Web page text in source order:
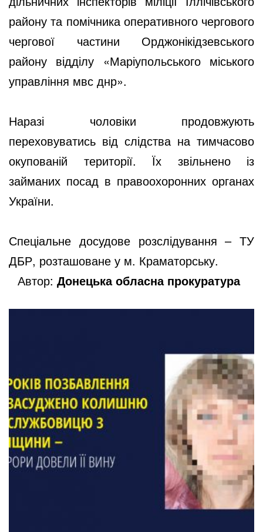
району та помічника оперативного чергового
чергової частини Орджонікідзевського
району відділу «Маріупольського міського
управління мвс днр».
Наразі чоловіки продовжують
переховуватись від слідства на тимчасово
окупованій території. Їх звільнено із
займаних посад в правоохоронних органах
України.
Спеціальне досудове розслідування – ТУ
ДБР, розташоване у м. Краматорську.
Автор: Донецька обласна прокуратура